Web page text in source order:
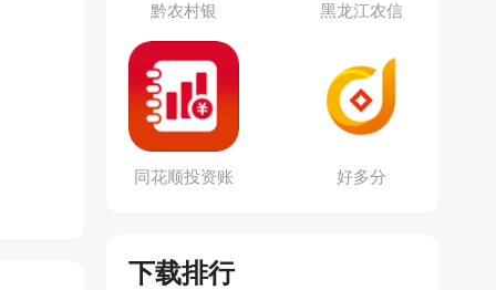
黔农村银 黑龙江农信
同花顺投资账
好多分
下载排行